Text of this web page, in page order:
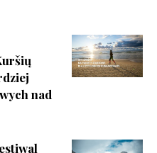
nad